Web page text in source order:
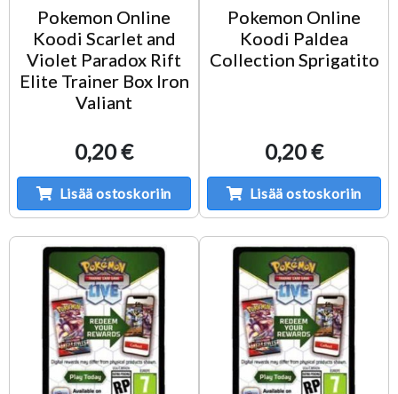
Pokemon Online
Koodi Scarlet and
Violet Paradox Rift
Elite Trainer Box Iron
Valiant
0,20 €
Lisää ostoskoriin
Pokemon Online
Koodi Paldea
Collection Sprigatito
0,20 €
Lisää ostoskoriin